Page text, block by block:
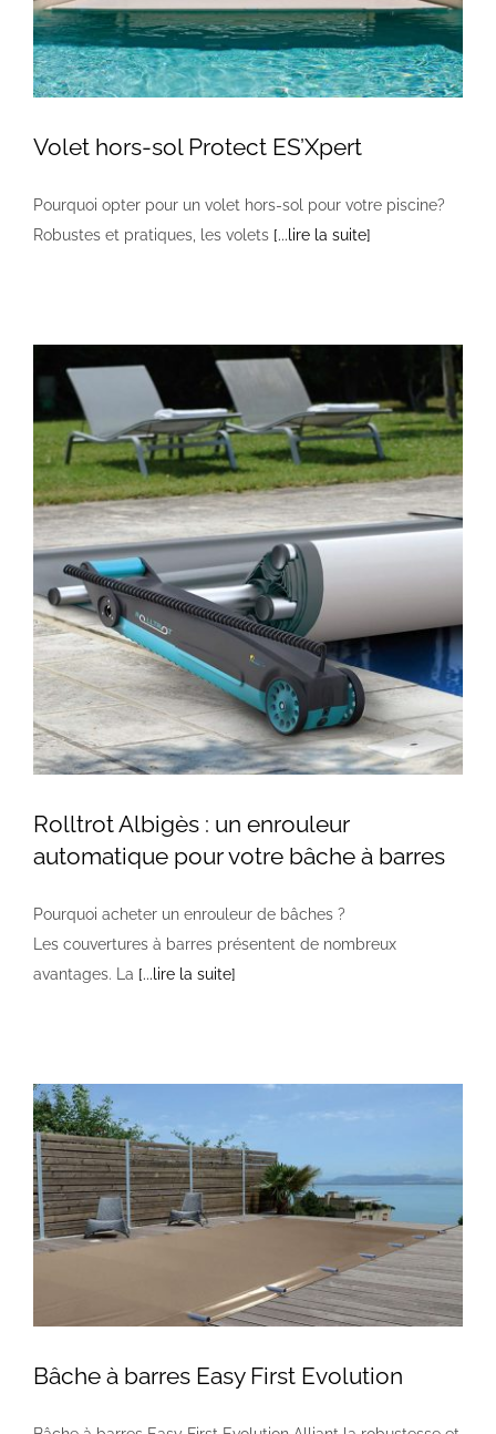
Volet hors-sol Protect ES’Xpert
Pourquoi opter pour un volet hors-sol pour votre piscine?
Robustes et pratiques, les volets [...lire la suite]
Rolltrot Albigès : un enrouleur
automatique pour votre bâche à barres
Pourquoi acheter un enrouleur de bâches ?
Les couvertures à barres présentent de nombreux
avantages. La [...lire la suite]
Bâche à barres Easy First Evolution